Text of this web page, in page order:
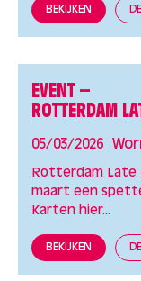
BEKIJKEN
EVENT –
ROTTERDAM
05/03/2026
Rotterdam Late
maart een
Karten hier...
BEKIJKEN